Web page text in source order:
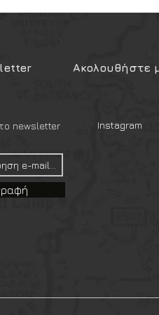
Ακολουθήστε
newsletter Instagram